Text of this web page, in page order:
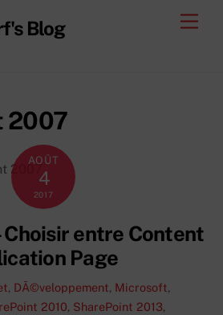
Blog
2007
2007
AOÛT
4
2017
Choisir entre Content
Page
, DÃ©veloppement, Microsoft,
2010, SharePoint 2013,